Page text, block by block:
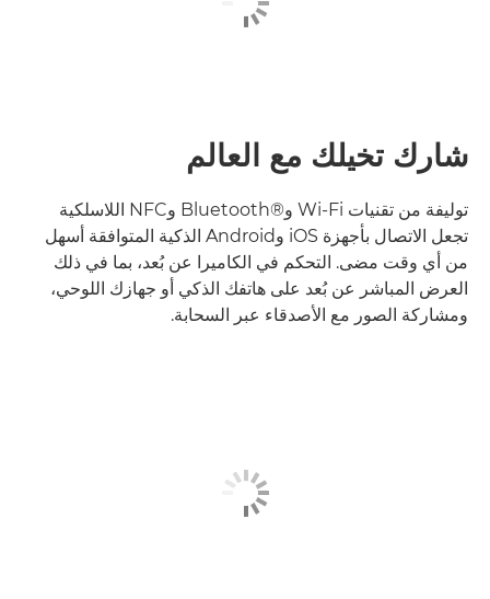
شارك تخيلك مع العالم
توليفة من تقنيات Wi-Fi وBluetooth®‎ وNFC اللاسلكية
تجعل الاتصال بأجهزة iOS وAndroid الذكية المتوافقة أسهل
من أي وقت مضى. التحكم في الكاميرا عن بُعد، بما في ذلك
العرض المباشر عن بُعد على هاتفك الذكي أو جهازك اللوحي،
ومشاركة الصور مع الأصدقاء عبر السحابة.